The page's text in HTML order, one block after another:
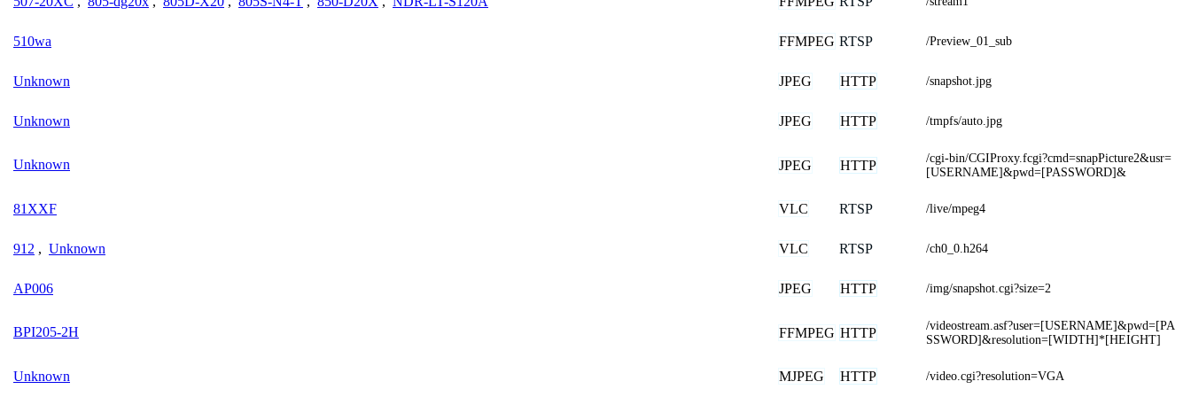
510wa FFMPEG RTSP /Preview_01_sub
Unknown JPEG HTTP /snapshot.jpg
Unknown JPEG HTTP /tmpfs/auto.jpg
Unknown JPEG HTTP
/cgi-bin/CGIProxy.fcgi?cmd=snapPicture2&usr=
[USERNAME]&pwd=[PASSWORD]&
81XXF VLC RTSP /live/mpeg4
912 , Unknown VLC RTSP /ch0_0.h264
AP006 JPEG HTTP /img/snapshot.cgi?size=2
BPI205-2H FFMPEG HTTP
/videostream.asf?user=[USERNAME]&pwd=[PA
SSWORD]&resolution=[WIDTH]*[HEIGHT]
Unknown MJPEG HTTP /video.cgi?resolution=VGA